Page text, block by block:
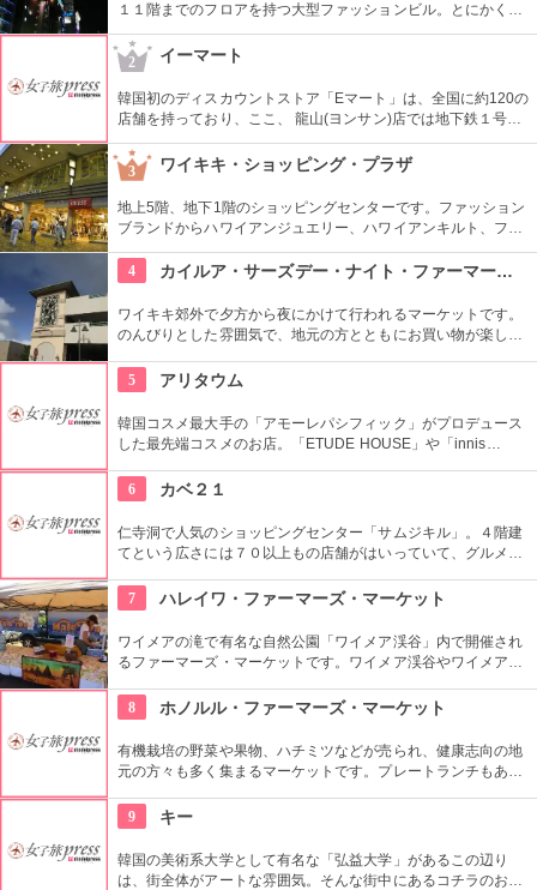
１１階までのフロアを持つ大型ファッションビル。とにかく品
揃えが豊富なので見て回るのも大変！そんな時は、８階と９階
はフードコートになっているので、休憩しながらも出来て
Good！９階から１１階には映画館も入っているので、韓国語
での映画も楽しめます。
2 イーマート
韓国初のディスカウントストア「Eマート」は、全国に約120の
店舗を持っており、ここ、 龍山(ヨンサン)店では地下鉄１号線･
国鉄龍山駅に隣接するなどアクセスも良く、デパートや映画館
など様々なエンターテインメントが楽しめる複合ショッピング
モール「Iパークモール」の地下１・２階にある。外国人観光客
に人気の韓国の焼酎や海苔、伝統茶などが現地価格で販売して
いるので土産にぴったり。
3 ワイキキ・ショッピング・プラザ
地上5階、地下1階のショッピングセンターです。ファッション
ブランドからハワイアンジュエリー、ハワイアンキルト、フー
ドコート、銀行まで、日本のショッピングセンターのような感
覚で買い物ができる楽しい場所です。
4 カイルア・サーズデー・ナイト・ファーマーズ・マーケット
ワイキキ郊外で夕方から夜にかけて行われるマーケットです。
のんびりとした雰囲気で、地元の方とともにお買い物が楽しめ
ワイ産のおいしいグルメが勢ぞろい。ちょうど、早めのディナ
ーに利用できそうですね。
5 アリタウム
韓国コスメ最大手の「アモーレパシフィック」がプロデュース
した最先端コスメのお店。「ETUDE HOUSE」や「innis
など様々なコスメブランドがここで買える！！
6 カベ２１
仁寺洞で人気のショッピングセンター「サムジキル」。４階建
てという広さには７０以上もの店舗がはいっていて、グルメや
では螺細製品や乗り下など、韓国の伝統工芸品を取り扱い、お
気に入りの１つが見つかるはず。
7 ハレイワ・ファーマーズ・マーケット
ワイメアの滝で有名な自然公園「ワイメア渓谷」内で開催され
るファーマーズ・マーケットです。ワイメア渓谷やワイメアの
していますので、おやつはもちろん、ディナーを楽しむのもア
リですね。
8 ホノルル・ファーマーズ・マーケット
有機栽培の野菜や果物、ハチミツなどが売られ、健康志向の地
元の方々も多く集まるマーケットです。プレートランチもあり
込んで宿でいただくのもいいですね。
9 キー
韓国の美術系大学として有名な「弘益大学」があるこの辺り
は、街全体がアートな雰囲気。そんな街中にあるコチラのお店